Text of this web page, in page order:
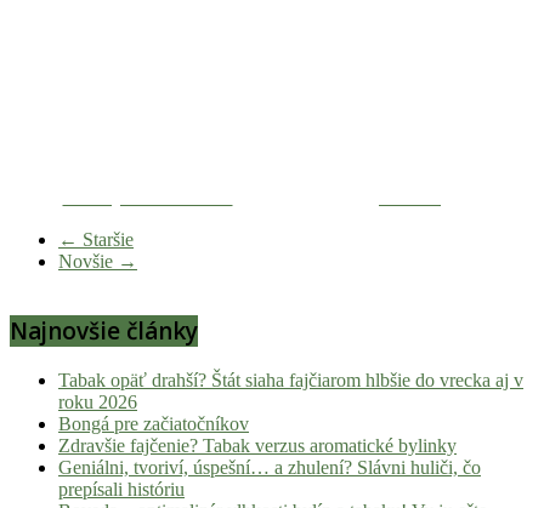
← Staršie
Novšie →
Najnovšie články
Tabak opäť drahší? Štát siaha fajčiarom hlbšie do vrecka aj v
roku 2026
Bongá pre začiatočníkov
Zdravšie fajčenie? Tabak verzus aromatické bylinky
Geniálni, tvoriví, úspešní… a zhulení? Slávni huliči, čo
prepísali históriu